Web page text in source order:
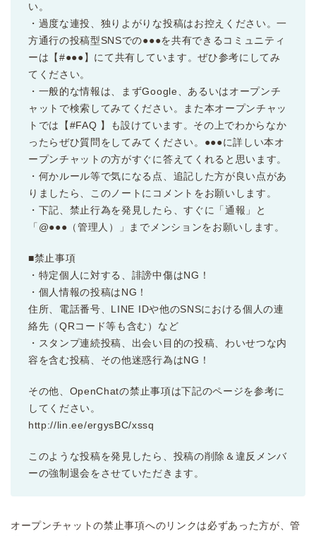
い。
・過度な連投、独りよがりな投稿はお控えください。一
方通行の投稿型SNSでの●●●を共有できるコミュニティ
ーは【#●●●】にて共有しています。ぜひ参考にしてみ
てください。
・一般的な情報は、まずGoogle、あるいはオープンチ
ャットで検索してみてください。また本オープンチャッ
トでは【#FAQ 】も設けています。その上でわからなか
ったらぜひ質問をしてみてください。●●●に詳しい本オ
ープンチャットの方がすぐに答えてくれると思います。
・何かルール等で気になる点、追記した方が良い点があ
りましたら、このノートにコメントをお願いします。
・下記、禁止行為を発見したら、すぐに「通報」と
「@●●●（管理人）」までメンションをお願いします。
■禁止事項
・特定個人に対する、誹謗中傷はNG！
・個人情報の投稿はNG！
住所、電話番号、LINE IDや他のSNSにおける個人の連
絡先（QRコード等も含む）など
・スタンプ連続投稿、出会い目的の投稿、わいせつな内
容を含む投稿、その他迷惑行為はNG！
その他、OpenChatの禁止事項は下記のページを参考に
してください。
http://lin.ee/ergysBC/xssq
このような投稿を発見したら、投稿の削除＆違反メンバ
ーの強制退会をさせていただきます。
オープンチャットの禁止事項へのリンクは必ずあった方が、管